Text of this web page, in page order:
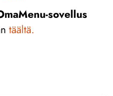
sovellus
täältä.